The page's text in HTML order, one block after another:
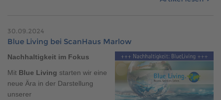
30.09.2024
Blue Living bei ScanHaus Marlow
Nachhaltigkeit im Fokus
Mit Blue Living starten wir eine
neue Ära in der Darstellung
unserer